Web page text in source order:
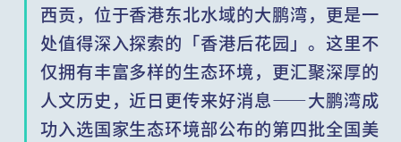
西贡，位于香港东北水域的大鹏湾，更是一
处值得深入探索的「香港后花园」。这里不
仅拥有丰富多样的生态环境，更汇聚深厚的
人文历史，近日更传来好消息——大鹏湾成
功入选国家生态环境部公布的第四批全国美